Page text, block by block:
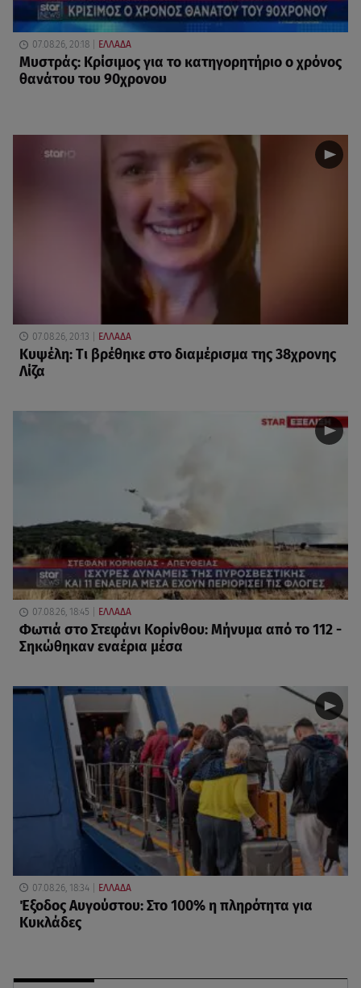
07.08.26, 20:18 ΕΛΛΑΔΑ
Μυστράς: Κρίσιμος για το κατηγορητήριο ο χρόνος
θανάτου του 90χρονου
07.08.26, 20:13 ΕΛΛΑΔΑ
Κυψέλη: Tι βρέθηκε στο διαμέρισμα της 38χρονης
Λίζα
07.08.26, 18:45 ΕΛΛΑΔΑ
Φωτιά στο Στεφάνι Κορίνθου: Μήνυμα από το 112 -
Σηκώθηκαν εναέρια μέσα
07.08.26, 18:34 ΕΛΛΑΔΑ
Έξοδος Αυγούστου: Στο 100% η πληρότητα για
Κυκλάδες